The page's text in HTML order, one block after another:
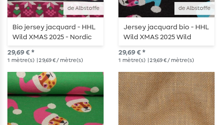
de Albstoffe
Bio jersey jacquard - HHL
Wild XMAS 2025 - Nordic
Leo Beere
29,69 € *
1 mètre(s) | 29,69 € / mètre(s)
de Albstoffe
Jersey jacquard bio - HHL
Wild XMAS 2025 Wild
Santa Noir
29,69 € *
1 mètre(s) | 29,69 € / mètre(s)